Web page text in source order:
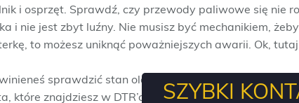
i osprzęt. Sprawdź, czy przewody paliwowe się nie
i nie jest zbyt luźny. Nie musisz być mechanikiem,
to możesz uniknąć poważniejszych awarii. Ok,
sprawdzić stan oleju hydraulicznego. Pamiętaj
które znajdziesz w DTR’ce.
SZYBKI